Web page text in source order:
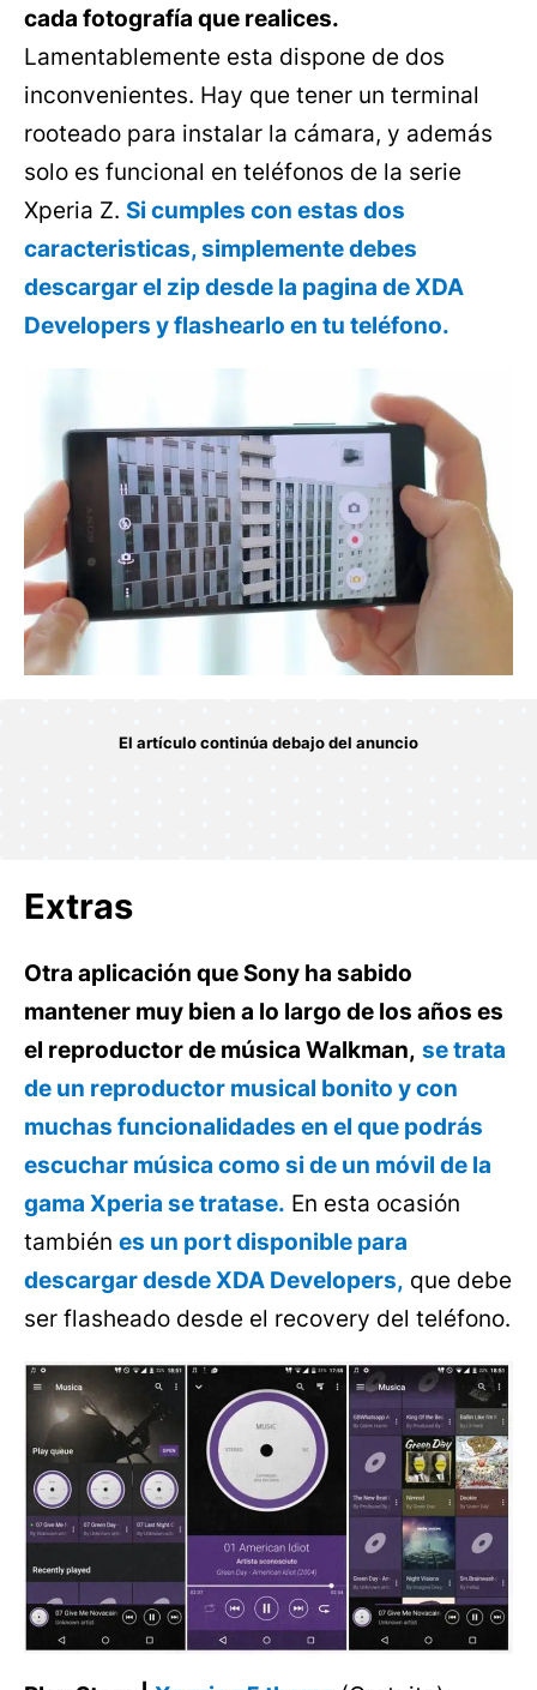
cada fotografía que realices.
Lamentablemente esta dispone de dos
inconvenientes. Hay que tener un terminal
rooteado para instalar la cámara, y además
solo es funcional en teléfonos de la serie
Xperia Z. Si cumples con estas dos
caracteristicas, simplemente debes
descargar el zip desde la pagina de XDA
Developers y flashearlo en tu teléfono.
Extras
Otra aplicación que Sony ha sabido
mantener muy bien a lo largo de los años es
el reproductor de música Walkman, se trata
de un reproductor musical bonito y con
muchas funcionalidades en el que podrás
escuchar música como si de un móvil de la
gama Xperia se tratase. En esta ocasión
también es un port disponible para
descargar desde XDA Developers, que debe
ser flasheado desde el recovery del teléfono.